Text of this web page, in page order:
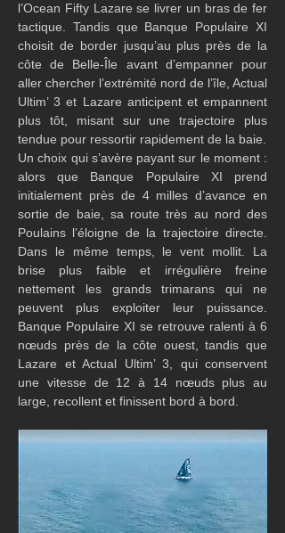
l’Ocean Fifty Lazare se livrer un bras de fer
tactique. Tandis que Banque Populaire XI
choisit de border jusqu’au plus près de la
côte de Belle-Île avant d’empanner pour
aller chercher l’extrémité nord de l’île, Actual
Ultim’ 3 et Lazare anticipent et empannent
plus tôt, misant sur une trajectoire plus
tendue pour ressortir rapidement de la baie.
Un choix qui s’avère payant sur le moment :
alors que Banque Populaire XI prend
initialement près de 4 milles d’avance en
sortie de baie, sa route très au nord des
Poulains l’éloigne de la trajectoire directe.
Dans le même temps, le vent mollit. La
brise plus faible et irrégulière freine
nettement les grands trimarans qui ne
peuvent plus exploiter leur puissance.
Banque Populaire XI se retrouve ralenti à 6
nœuds près de la côte ouest, tandis que
Lazare et Actual Ultim’ 3, qui conservent
une vitesse de 12 à 14 nœuds plus au
large, recollent et finissent bord à bord.